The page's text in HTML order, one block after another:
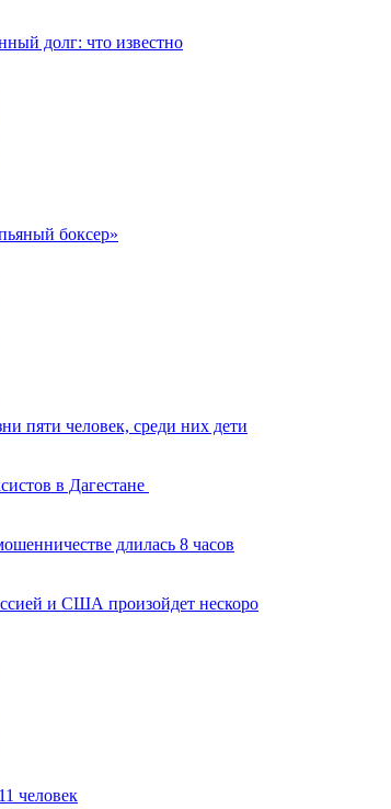
долг: что известно
боксер»
пяти человек, среди них дети
в Дагестане
длилась 8 часов
и США произойдет нескоро
человек